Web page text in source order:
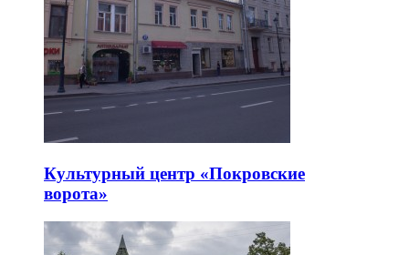
Культурный центр «Покровские
ворота»